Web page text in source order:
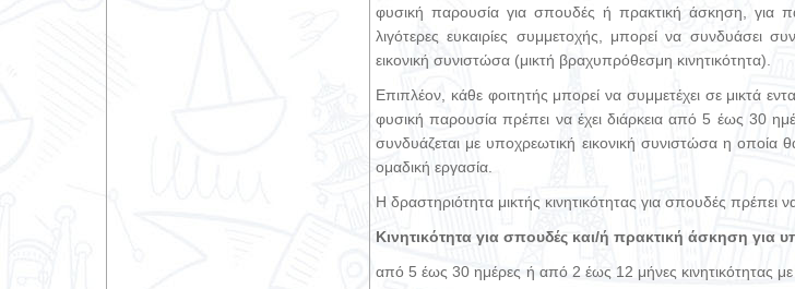
φυσική παρουσία για σπουδές ή πρακτική άσκηση, για
λιγότερες ευκαιρίες συμμετοχής, μπορεί να συνδυάσει
εικονική συνιστώσα (μικτή βραχυπρόθεσμη κινητικότητα).
Επιπλέον, κάθε φοιτητής μπορεί να συμμετέχει σε μικτά
φυσική παρουσία πρέπει να έχει διάρκεια από 5 έως 30
συνδυάζεται με υποχρεωτική εικονική συνιστώσα η οποία
ομαδική εργασία.
Η δραστηριότητα μικτής κινητικότητας για σπουδές πρέπει
Κινητικότητα για σπουδές και/ή πρακτική άσκηση για
από 5 έως 30 ημέρες ή από 2 έως 12 μήνες κινητικότητας